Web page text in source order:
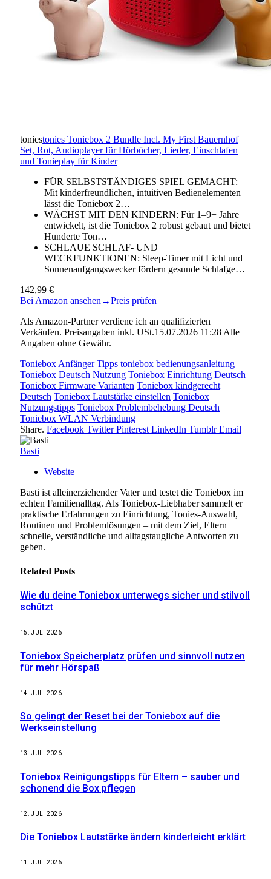
toniestonies Toniebox 2 Bundle Incl. My First Bauernhof
Set, Rot, Audioplayer für Hörbücher, Lieder, Einschlafen
und Tonieplay für Kinder
FÜR SELBSTSTÄNDIGES SPIEL GEMACHT:
Mit kinderfreundlichen, intuitiven Bedienelementen
lässt die Toniebox 2…
WÄCHST MIT DEN KINDERN: Für 1–9+ Jahre
entwickelt, ist die Toniebox 2 robust gebaut und bietet
Hunderte Ton…
SCHLAUE SCHLAF- UND
WECKFUNKTIONEN: Sleep-Timer mit Licht und
Sonnenaufgangswecker fördern gesunde Schlafge…
142,99 €
Bei Amazon ansehen→Preis prüfen
Als Amazon-Partner verdiene ich an qualifizierten
Verkäufen. Preisangaben inkl. USt.15.07.2026 11:28 Alle
Angaben ohne Gewähr.
Toniebox Anfänger Tipps toniebox bedienungsanleitung
Toniebox Deutsch Nutzung Toniebox Einrichtung Deutsch
Toniebox Firmware Varianten Toniebox kindgerecht
Deutsch Toniebox Lautstärke einstellen Toniebox
Nutzungstipps Toniebox Problembehebung Deutsch
Toniebox WLAN Verbindung
Share. Facebook Twitter Pinterest LinkedIn Tumblr Email
Basti
Website
Basti ist alleinerziehender Vater und testet die Toniebox im
echten Familienalltag. Als Toniebox-Liebhaber sammelt er
praktische Erfahrungen zu Einrichtung, Tonies-Auswahl,
Routinen und Problemlösungen – mit dem Ziel, Eltern
schnelle, verständliche und alltagstaugliche Antworten zu
geben.
Related Posts
Wie du deine Toniebox unterwegs sicher und stilvoll
schützt
15. JULI 2026
Toniebox Speicherplatz prüfen und sinnvoll nutzen
für mehr Hörspaß
14. JULI 2026
So gelingt der Reset bei der Toniebox auf die
Werkseinstellung
13. JULI 2026
Toniebox Reinigungstipps für Eltern – sauber und
schonend die Box pflegen
12. JULI 2026
Die Toniebox Lautstärke ändern kinderleicht erklärt
11. JULI 2026